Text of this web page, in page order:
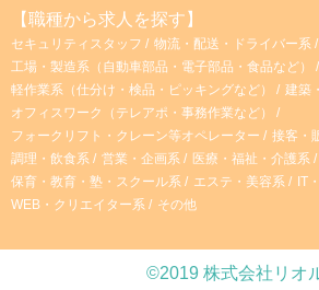
【職種から求人を探す】
セキュリティスタッフ
物流・配送・ドライバー系
工場・製造系（自動車部品・電子部品・食品など）
軽作業系（仕分け・検品・ピッキングなど）
建築
オフィスワーク（テレアポ・事務作業など）
フォークリフト・クレーン等オペレーター
接客・
調理・飲食系
営業・企画系
医療・福祉・介護系
保育・教育・塾・スクール系
エステ・美容系
IT
WEB・クリエイター系
その他
©2019 株式会社リオ